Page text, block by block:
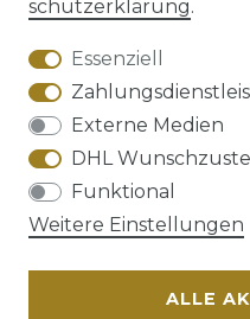
AGB
schutz­erklärung.
Essenziell
Externe Medien
DHL
Funktional
Weitere Einstellungen
ALLE